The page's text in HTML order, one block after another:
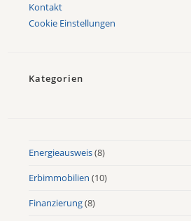
Kontakt
Cookie Einstellungen
Kategorien
Energieausweis(8)
Erbimmobilien (10)
Finanzierung(8)